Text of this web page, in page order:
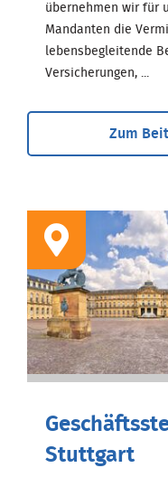
übernehmen wir für
Mandanten die
lebensbegleitende
Versicherungen, ...
Zum
Stuttgart